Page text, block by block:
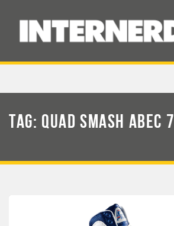
TAG: QUAD SMASH ABEC 7